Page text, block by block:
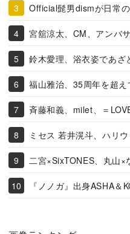
Official髭男dismが日常
宮舘涼太、CM、アンバ
鈴木愛理、浴衣姿であざ
福山雅治、35周年を超え
斉藤和義、milet、＝
ミセス 若井滉斗、ハリ
二宮×SixTONES、丸山×
『ノノガ』出身ASHA＆